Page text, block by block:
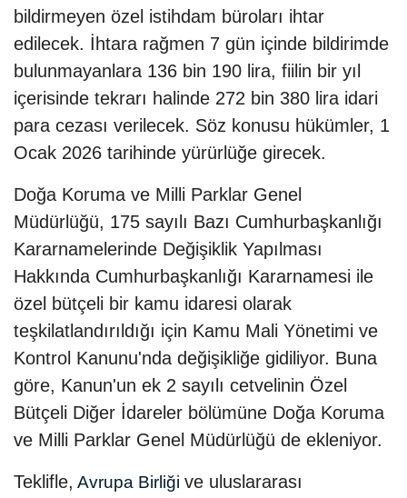
bildirmeyen özel istihdam büroları ihtar
edilecek. İhtara rağmen 7 gün içinde bildirimde
bulunmayanlara 136 bin 190 lira, fiilin bir yıl
içerisinde tekrarı halinde 272 bin 380 lira idari
para cezası verilecek. Söz konusu hükümler, 1
Ocak 2026 tarihinde yürürlüğe girecek.
Doğa Koruma ve Milli Parklar Genel
Müdürlüğü, 175 sayılı Bazı Cumhurbaşkanlığı
Kararnamelerinde Değişiklik Yapılması
Hakkında Cumhurbaşkanlığı Kararnamesi ile
özel bütçeli bir kamu idaresi olarak
teşkilatlandırıldığı için Kamu Mali Yönetimi ve
Kontrol Kanunu'nda değişikliğe gidiliyor. Buna
göre, Kanun'un ek 2 sayılı cetvelinin Özel
Bütçeli Diğer İdareler bölümüne Doğa Koruma
ve Milli Parklar Genel Müdürlüğü de ekleniyor.
Teklifle, Avrupa Birliği ve uluslararası